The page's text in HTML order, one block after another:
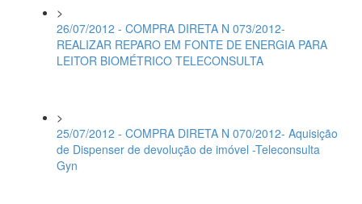
>
26/07/2012 - COMPRA DIRETA N 073/2012-
REALIZAR REPARO EM FONTE DE ENERGIA PARA
LEITOR BIOMÉTRICO TELECONSULTA
>
25/07/2012 - COMPRA DIRETA N 070/2012- Aquisição
de Dispenser de devolução de imóvel -Teleconsulta
Gyn